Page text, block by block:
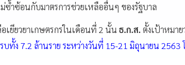
ซ้ำซ้อนกับมาตรการช่วยเหลืออื่นๆ ของรัฐบาล
เยียวยาเกษตรกรในเดือนที่ 2 นั้น ธ.ก.ส. ตั้งเป้าหมาย
ทั้ง 7.2 ล้านราย ระหว่างวันที่ 15-21 มิถุนายน 2563